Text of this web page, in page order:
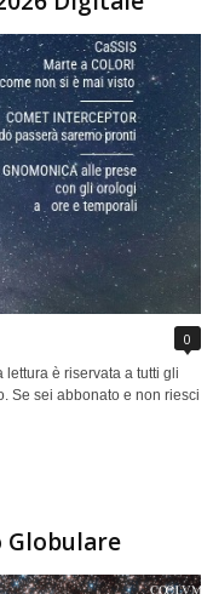
0
è riservata a tutti gli
Se sei abbonato e non riesci
Globulare